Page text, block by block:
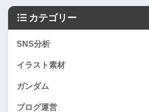
カテゴリー
SNS分析
イラスト素材
ガンダム
ブログ運営